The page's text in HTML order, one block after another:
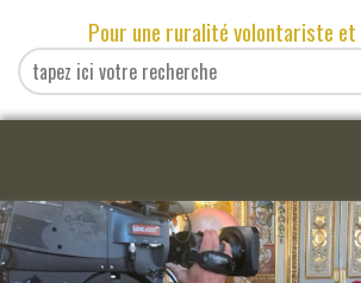
Pour une ruralité volontariste et
EN DIRECT DU CANTAL
COMPRENDRE LE SÉNAT